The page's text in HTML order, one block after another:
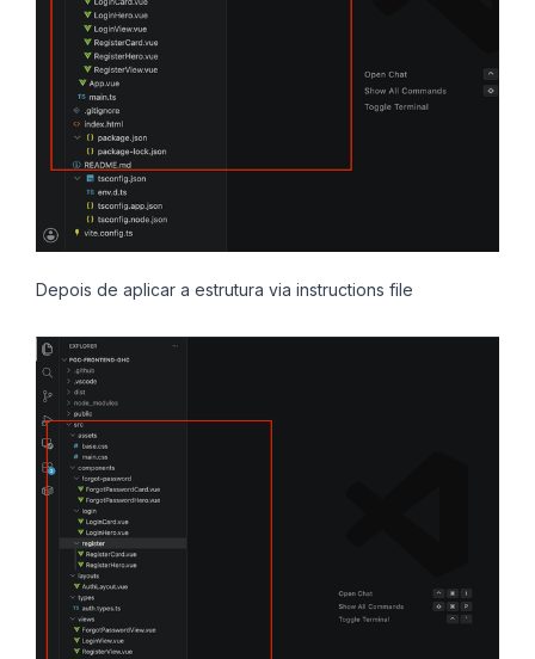
Depois de aplicar a estrutura via instructions file